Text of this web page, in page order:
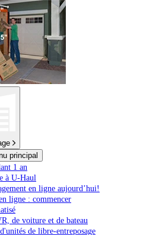
principal
1 an
à U-Haul
en ligne aujourd’hui!
ligne : commencer
de voiture et de bateau
de libre-entreposage